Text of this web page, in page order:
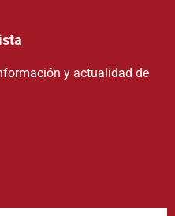
y actualidad de